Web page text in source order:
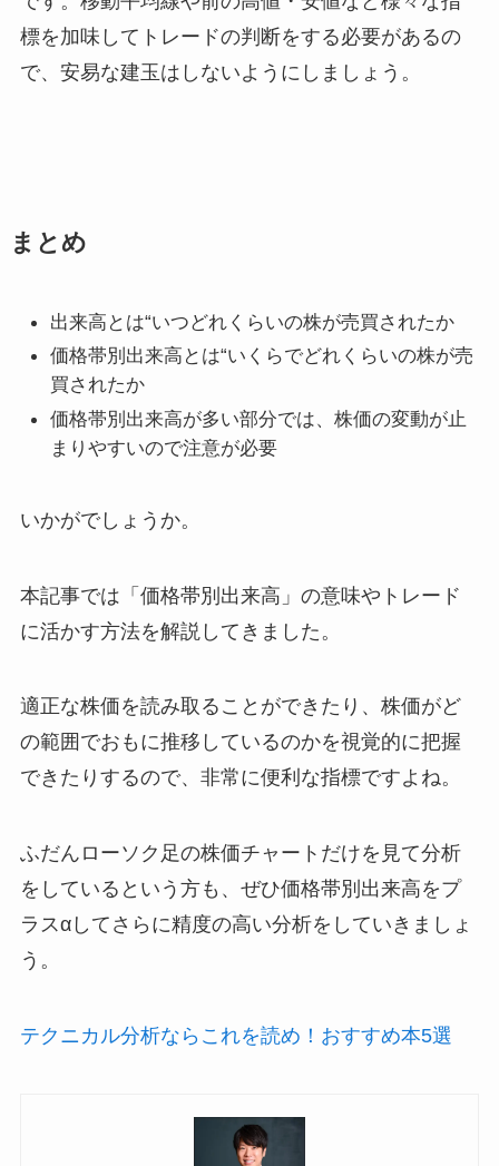
標を加味してトレードの判断をする必要があるの
で、安易な建玉はしないようにしましょう。
まとめ
出来高とは“いつどれくらいの株が売買されたか
価格帯別出来高とは“いくらでどれくらいの株が売
買されたか
価格帯別出来高が多い部分では、株価の変動が止
まりやすいので注意が必要
いかがでしょうか。
本記事では「価格帯別出来高」の意味やトレード
に活かす方法を解説してきました。
適正な株価を読み取ることができたり、株価がど
の範囲でおもに推移しているのかを視覚的に把握
できたりするので、非常に便利な指標ですよね。
ふだんローソク足の株価チャートだけを見て分析
をしているという方も、ぜひ価格帯別出来高をプ
ラスαしてさらに精度の高い分析をしていきましょ
う。
テクニカル分析ならこれを読め！おすすめ本5選